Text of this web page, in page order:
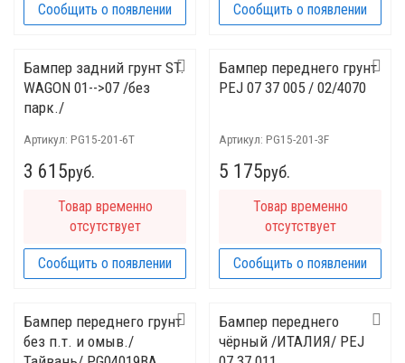
Сообщить о появлении Сообщить о появлении
Бампер задний грунт ST.
WAGON 01-->07 /без
парк./
Артикул: PG15-201-6T
3 615руб.
Товар временно
отсутствует
Сообщить о появлении
Бампер переднего грунт
PEJ 07 37 005 / 02/4070
Артикул: PG15-201-3F
5 175руб.
Товар временно
отсутствует
Сообщить о появлении
Бампер переднего грунт
без п.т. и омыв./
Бампер переднего
чёрный /ИТАЛИЯ/ PEJ